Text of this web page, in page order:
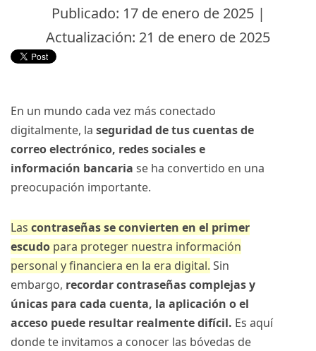
Publicado: 17 de enero de 2025 |
Actualización: 21 de enero de 2025
En un mundo cada vez más conectado
digitalmente, la seguridad de tus cuentas de
correo electrónico, redes sociales e
información bancaria se ha convertido en una
preocupación importante.
Las contraseñas se convierten en el primer
escudo para proteger nuestra información
personal y financiera en la era digital. Sin
embargo, recordar contraseñas complejas y
únicas para cada cuenta, la aplicación o el
acceso puede resultar realmente difícil. Es aquí
donde te invitamos a conocer las bóvedas de